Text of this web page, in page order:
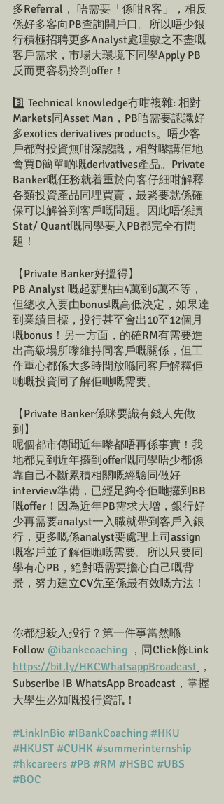
多Referral， 唔需要「係咁R客」，相反
係好多客向PB查詢開戶口。所以唔少銀
行積極招聘更多Analyst處理數之不盡嘅
客戶需求，市場大環境下同學Apply PB
反而更容易拎到offer！
3️⃣ Technical knowledge冇咁複雜: 相對
Markets同Asset Man，PB唔需要認識好
多exotics derivatives products。唔少客
戶都對投資無咁深認識，相對嚟講佢地
會買D簡單啲嘅derivatives產品。Private
Banker嘅仼務就着重於向客仔細咁解釋
各類投資產品同埋買賣，最緊要就係確
保可以解答到客戶嘅問題。因此唔係讀
Stat/ Quant嘅同學要入PB都完全冇問
題！
【Private Banker好搵得】
PB Analyst 嘅起薪點由4萬到6萬不等，
但總收入要由bonus嘅高低決定，如果達
到業績目標，投行甚至會出10至12個月
嘅bonus！另一方面，的確RM有需要進
出高級場所嚟維持同客戶嘅關係，但工
作重心都係大多時間放喺同客戶解釋佢
哋嘅投資同了解佢哋嘅需要。
【Private Banker係咪要識有錢人先做
到】
呢個都市傳聞近年嚟都唔再係事實！我
地都見到近年攞到offer嘅同學唔少都係
靠自己不斷累積相關嘅經驗同做好
interview準備，已經足夠令佢哋攞到BB
嘅offer！因為近年PB需求大增，銀行好
少再需要analyst一入職就帶到客戶入銀
行，更多嘅係analyst要處理上司assign
嘅客戶並了解佢哋嘅需要。所以只要同
學有心PB，絕對唔需要擔心自己嘅背
景，努力建立CV先至係最有效嘅方法！
你都想殺入投行？第一件事當然喺
Follow @ibankcoaching ，同Click條Link
https://bit.ly/HKCWhatsappBroadcast ，
Subscribe IB WhatsApp Broadcast，掌握
大學生必知嘅投行資訊！
#LinkInBio #IBankCoaching #HKU
#HKUST #CUHK #summerinternship
#hkcareers #PB #RM #HSBC #UBS
#BOC